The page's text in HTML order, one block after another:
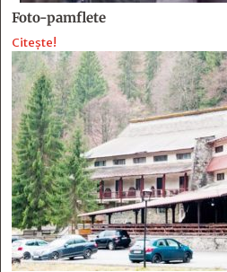
Foto-pamflete
Citește!